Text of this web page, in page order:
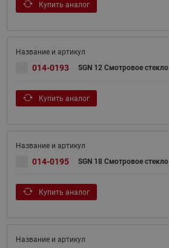
Купить аналог
014-0193 SGN 12 Смотровое стекло
Купить аналог
014-0195 SGN 18 Смотровое стекло
Купить аналог